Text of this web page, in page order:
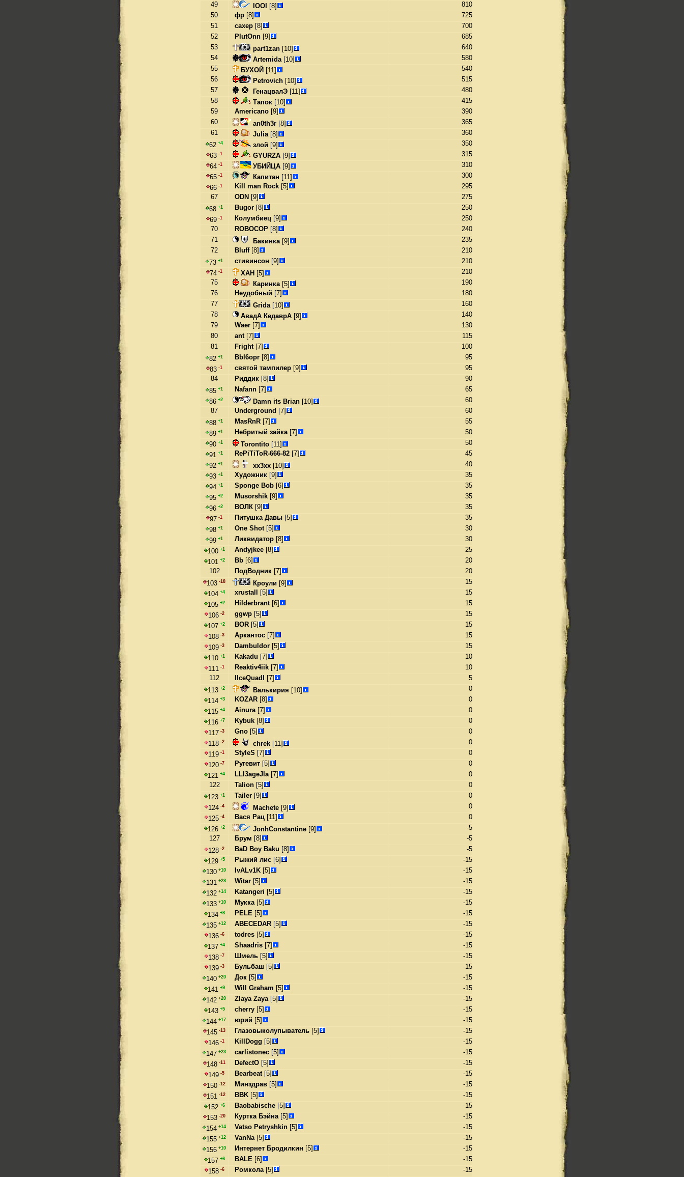
49
IOOI [8]
810
50
фр [8]
725
51
caxep [8]
700
52
PlutOnn [9]
685
53
part1zan [10]
640
54
Artemida[10]
580
55
БУХОЙ [11]
540
56
Petrovich [10]
515
57
ГенацвалЭ [11]
480
58
Тапок [10]
415
59
Americano [9]
390
60
an0th3r [8]
365
61
Julia[8]
360
62 +4 злой [9]
350
63 -1 GYURZA [9]
315
64 -1 УБИЙЦА [9]
310
65 -1 Капитан [11]
300
66 -1 Kill man Rock [5]
295
67
ODN [9]
275
68 +1 Bugor [8]
250
69 -1 Колумбиец [9]
250
70
ROBOCOP [8]
240
71
Бакинка[9]
235
72
Bluff[8]
210
73 +1 стивинсон [9]
210
74 -1 ХАН [5]
210
75
Каринка[5]
190
76
Неудобный [7]
180
77
Grida[10]
160
78
АвадА КедаврА [9]
140
79
Waer [7]
130
80
ant[7]
115
81
Fright[7]
100
82 +1 Bbl6opr [8]
95
83 -1 святой тампилер [9]
95
84
Риддик [8]
90
85 +1 Nafann [7]
65
86 +2 Damn its Brian [10]
60
87
Underground [7]
60
88 +1 MasRnR [7]
55
89 +1 Небритый зайка[7]
50
90 +1 Torontito [11]
50
91 +1 RePiTiToR-666-82 [7]
45
92 +1 xx3xx [10]
40
93 +1 Художник [9]
35
94 +1 Sponge Bob [6]
35
95 +2 Musorshik [9]
35
96 +2 ВОЛК [9]
35
97 -1 Питушка Давы [5]
35
98 +1 One Shot[5]
30
99 +1 Ликвидатор [8]
30
100 +1 Andyjkee [8]
25
101 +2 Bb [6]
20
102
ПодВодник [7]
20
103 -18 Кроули [9]
15
104 +4 xrustall [5]
15
105 +2 Hilderbrant[6]
15
106 -2 ggwp [5]
15
107 +2 BOR [5]
15
108 -3 Аркантос [7]
15
109 -3 Dambuldor [5]
15
110 +1 Kakadu [7]
10
111 -1 Reaktiv4iik [7]
10
112
lIceQuadl [7]
5
113 +2 Валькирия [10]
0
114 +3 KOZAR [8]
0
115 +4 Ainura[7]
0
116 +7 Kybuk [8]
0
117 -3 Gno [5]
0
118 -2 chrek [11]
0
119 -1 StyleS [7]
0
120 -7 Ругевит [5]
0
121 +4 LLl3ageJla[7]
0
122
Talion [5]
0
123 +1 Tailer [9]
0
124 -4 Machete [9]
0
125 -4 Вася Рац [11]
0
126 +2 JonhConstantine [9]
-5
127
Брум [8]
-5
128 -2 BaD Boy Baku [8]
-5
129 +5 Рыжий лис [6]
-15
130 +10 IvALv1K [5]
-15
131 +28 Witar [5]
-15
132 +14 Katangeri [5]
-15
133 +10 Мукка[5]
-15
134 +8 PELE [5]
-15
135 +12 ABECEDAR [5]
-15
136 -6 todres [5]
-15
137 +4 Shaadris [7]
-15
138 -7 Шмель [5]
-15
139 -3 Бульбаш [5]
-15
140 +20 Док [5]
-15
141 +9 Will Graham [5]
-15
142 +20 Zlaya Zaya[5]
-15
143 +5 cherry [5]
-15
144 +17 юрий [5]
-15
145 -13 Глазовыколупыватель [5]
-15
146 -1 KillDogg [5]
-15
147 +23 carlistonec [5]
-15
148 -11 DefectO [5]
-15
149 -5 Bearbeat[5]
-15
150 -12 Минздрав [5]
-15
151 -12 BBK [5]
-15
152 +6 Baobabische [5]
-15
153 -20 Куртка Бэйна[5]
-15
154 +14 Vatso Petryshkin [5]
-15
155 +12 VanNa[5]
-15
156 +10 Интернет Бродилкин [5]
-15
157 +6 BALE [6]
-15
158 -6 Ромкола[5]
-15